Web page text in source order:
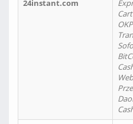
24instant.com